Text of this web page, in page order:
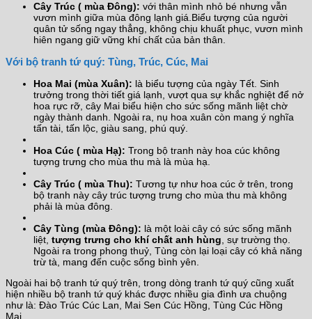
Cây Trúc ( mùa Đông): với thân mình nhỏ bé nhưng vẫn
vươn mình giữa mùa đông lạnh giá.Biểu tượng của người
quân tử sống ngay thẳng, không chịu khuất phục, vươn mình
hiên ngang giữ vững khí chất của bản thân.
Với bộ tranh tứ quý: Tùng, Trúc, Cúc, Mai
Hoa Mai (mùa Xuân): là biểu tượng của ngày Tết. Sinh
trưởng trong thời tiết giá lạnh, vượt qua sự khắc nghiệt để nở
hoa rực rỡ, cây Mai biểu hiện cho sức sống mãnh liệt chờ
ngày thành danh. Ngoài ra, nụ hoa xuân còn mang ý nghĩa
tấn tài, tấn lộc, giàu sang, phú quý.
Hoa Cúc ( mùa Hạ): Trong bộ tranh này hoa cúc không
tượng trưng cho mùa thu mà là mùa hạ.
Cây Trúc ( mùa Thu): Tương tự như hoa cúc ở trên, trong
bộ tranh này cây trúc tượng trưng cho mùa thu mà không
phải là mùa đông.
Cây Tùng (mùa Đông): là một loài cây có sức sống mãnh
liệt, tượng trưng cho khí chất anh hùng , sự trường thọ.
Ngoài ra trong phong thuỷ, Tùng còn lại loại cây có khả năng
trừ tà, mang đến cuộc sống bình yên.
Ngoài hai bộ tranh tứ quý trên, trong dòng tranh tứ quý cũng xuất
hiện nhiều bộ tranh tứ quý khác được nhiều gia đình ưa chuộng
như là: Đào Trúc Cúc Lan, Mai Sen Cúc Hồng, Tùng Cúc Hồng
Mai…